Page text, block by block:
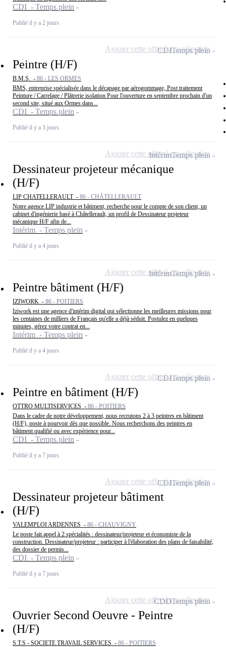
CDI - Temps plein
Publié il y a 2 jours
Peintre (H/F)
B.M.S. - 86 - LES ORMES
BMS, entreprise spécialisée dans le décapage par aérogommage, Post traitement
Peinture / Carrelage / Plâtrerie isolation Pour l'ouverture en septembre prochain d'un
second site, situé aux Ormes dans...
CDI - Temps plein
Publié il y a 3 jours
CDITemps plein
Ajouter cette offre à ma sélection
Dessinateur projeteur mécanique
(H/F)
LIP CHATELLERAULT - 86 - CHÂTELLERAULT
Notre agence LIP industrie et bâtiment, recherche pour le compte de son client, un
cabinet d'ingénierie basé à Châtellerault, un profil de Dessinateur projeteur
mécanique H/F afin de...
Intérim - Temps plein
Publié il y a 4 jours
IntérimTemps plein
Ajouter cette offre à ma sélection
Peintre bâtiment (H/F)
IZIWORK - 86 - POITIERS
Iziwork est une agence d'intérim digital qui sélectionne les meilleures missions pour
les centaines de milliers de Français qu'elle a déjà séduit. Postulez en quelques
minutes, gérez votre contrat en...
Intérim - Temps plein
Publié il y a 4 jours
IntérimTemps plein
Ajouter cette offre à ma sélection
Peintre en bâtiment (H/F)
OTTRO MULTISERVICES - 86 - POITIERS
Dans le cadre de notre développement, nous recrutons 2 à 3 peintres en bâtiment
(H/F), poste à pourvoir dès que possible. Nous recherchons des peintres en
bâtiment qualifié ou avec expérience pour...
CDI - Temps plein
Publié il y a 7 jours
CDITemps plein
Ajouter cette offre à ma sélection
Dessinateur projeteur bâtiment
(H/F)
VALEMPLOI ARDENNES - 86 - CHAUVIGNY
Le poste fait appel à 2 spécialités : dessinateur/projeteur et économiste de la
construction. Dessinateur/projeteur : participer à l'élaboration des plans de faisabilité,
des dossier de permis...
CDI - Temps plein
Publié il y a 7 jours
CDITemps plein
Ajouter cette offre à ma sélection
Ouvrier Second Oeuvre - Peintre
(H/F)
S.T.S - SOCIETE TRAVAIL SERVICES - 86 - POITIERS
CDDTemps plein
Ajouter cette offre à ma sélection